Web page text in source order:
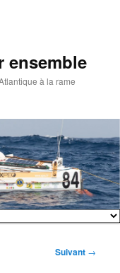
ensemble
à la rame
Suivant →